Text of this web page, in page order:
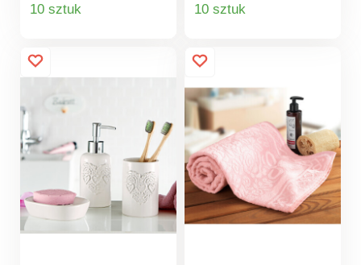
Dekoracyjne i
szt. Clarsen.
10 sztuk
przesuwają się po
10 sztuk